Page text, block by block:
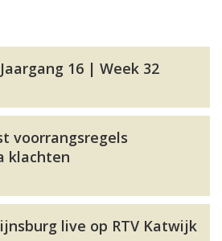
16 | Week 32
voorrangsregels
klachten
live op RTV Katwijk